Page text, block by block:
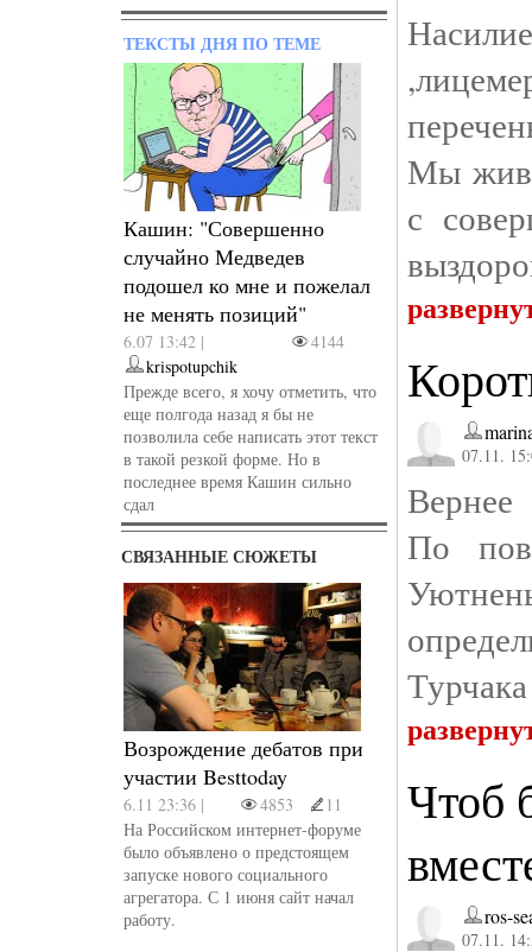
ТЕКСТЫ ДНЯ ПО ТЕМЕ
Кашин: "Совершенно
случайно Медведев
подошел ко мне и пожелал
не менять позиций"
6.07 13:42 |
4144
krispotupchik
Прежде всего, я хочу отметить, что
еще полгода назад я бы не
позволила себе написать этот текст
в такой резкой форме. Но в
последнее время Кашин сильно
сдал
СВЯЗАННЫЕ СЮЖЕТЫ
Возрождение дебатов при
участии Besttoday
6.11 23:36 | 4853
11
На Российском интернет-форуме
было объявлено о предстоящем
запуске нового социального
агрегатора. С 1 июня сайт начал
работу.
Мы
с
07.11.
Вернее
По
Чтоб
ros-
07.11.